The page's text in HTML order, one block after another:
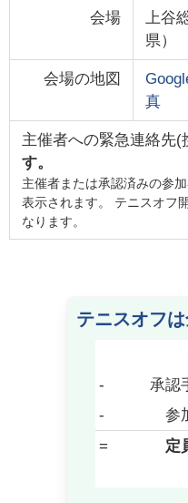
会場 上谷
県）
会場の地図
真
主催者への緊急連絡先(
す。
主催者または承認済みの参
表示されます。 テニスオフ
なります。
テニスオフ
-
承認
-
参
=
定